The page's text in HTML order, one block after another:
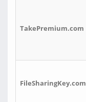
TakePremium.com
FileSharingKey.com